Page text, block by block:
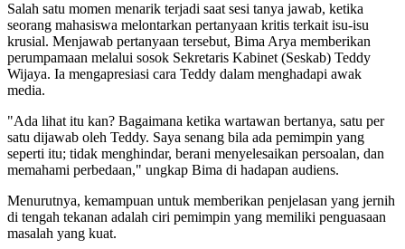
Salah satu momen menarik terjadi saat sesi tanya jawab, ketika
seorang mahasiswa melontarkan pertanyaan kritis terkait isu-isu
krusial. Menjawab pertanyaan tersebut, Bima Arya memberikan
perumpamaan melalui sosok Sekretaris Kabinet (Seskab) Teddy
Wijaya. Ia mengapresiasi cara Teddy dalam menghadapi awak
media.
"Ada lihat itu kan? Bagaimana ketika wartawan bertanya, satu per
satu dijawab oleh Teddy. Saya senang bila ada pemimpin yang
seperti itu; tidak menghindar, berani menyelesaikan persoalan, dan
memahami perbedaan," ungkap Bima di hadapan audiens.
Menurutnya, kemampuan untuk memberikan penjelasan yang jernih
di tengah tekanan adalah ciri pemimpin yang memiliki penguasaan
masalah yang kuat.